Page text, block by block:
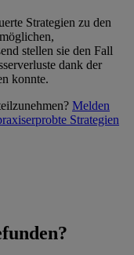
Strategien zu den
stellen sie den Fall
dank der
konnte.
Melden
Strategien